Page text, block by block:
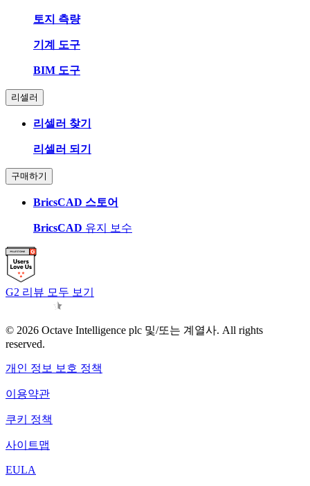
토지 측량
기계 도구
BIM 도구
리셀러
리셀러 찾기
리셀러 되기
구매하기
BricsCAD 스토어
BricsCAD 유지 보수
G2 리뷰 모두 보기
© 2026 Octave Intelligence plc 및/또는 계열사. All rights
reserved.
개인 정보 보호 정책
이용약관
쿠키 정책
사이트맵
EULA